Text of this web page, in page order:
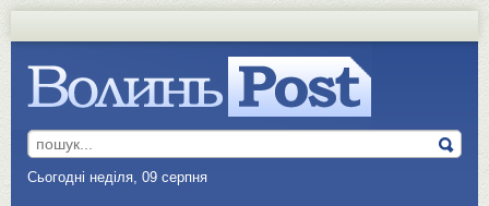
Сьогодні неділя, 09 серпня